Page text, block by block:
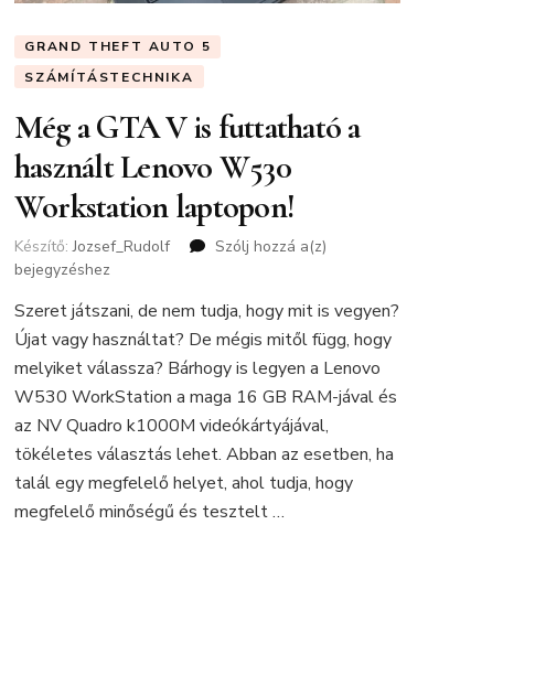
GRAND THEFT AUTO 5
SZÁMÍTÁSTECHNIKA
Még a GTA V is futtatható a
használt Lenovo W530
Workstation laptopon!
Készítő:Jozsef_Rudolf Szólj hozzá a(z)
V
is
futtatható
a
használt
Lenovo
W530
Workstation
bejegyzéshez
Szeret játszani, de nem tudja, hogy mit is vegyen?
Újat vagy használtat? De mégis mitől függ, hogy
melyiket válassza? Bárhogy is legyen a Lenovo
W530 WorkStation a maga 16 GB RAM-jával és
az NV Quadro k1000M videókártyájával,
tökéletes választás lehet. Abban az esetben, ha
talál egy megfelelő helyet, ahol tudja, hogy
megfelelő minőségű és tesztelt …